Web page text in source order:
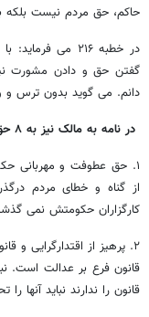
حاکم، حق مردم نیست بلکه
در خطبه ۲۱۶
گفتن حق و دادن مشورت
دانم. می گوید بدون ترس و
در نامه به مالک نیز به ۸ حق اشاره شده:
۱. حق عطوفت و مهربانی
از گناه و خطای مردم
کارگزاران حکومتش نمی
۲. پرهیز از اقتدارگرایی
قانون فرع بر عدالت است.
قانون را ندارند نباید آنها